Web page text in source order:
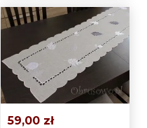
59,00 zł